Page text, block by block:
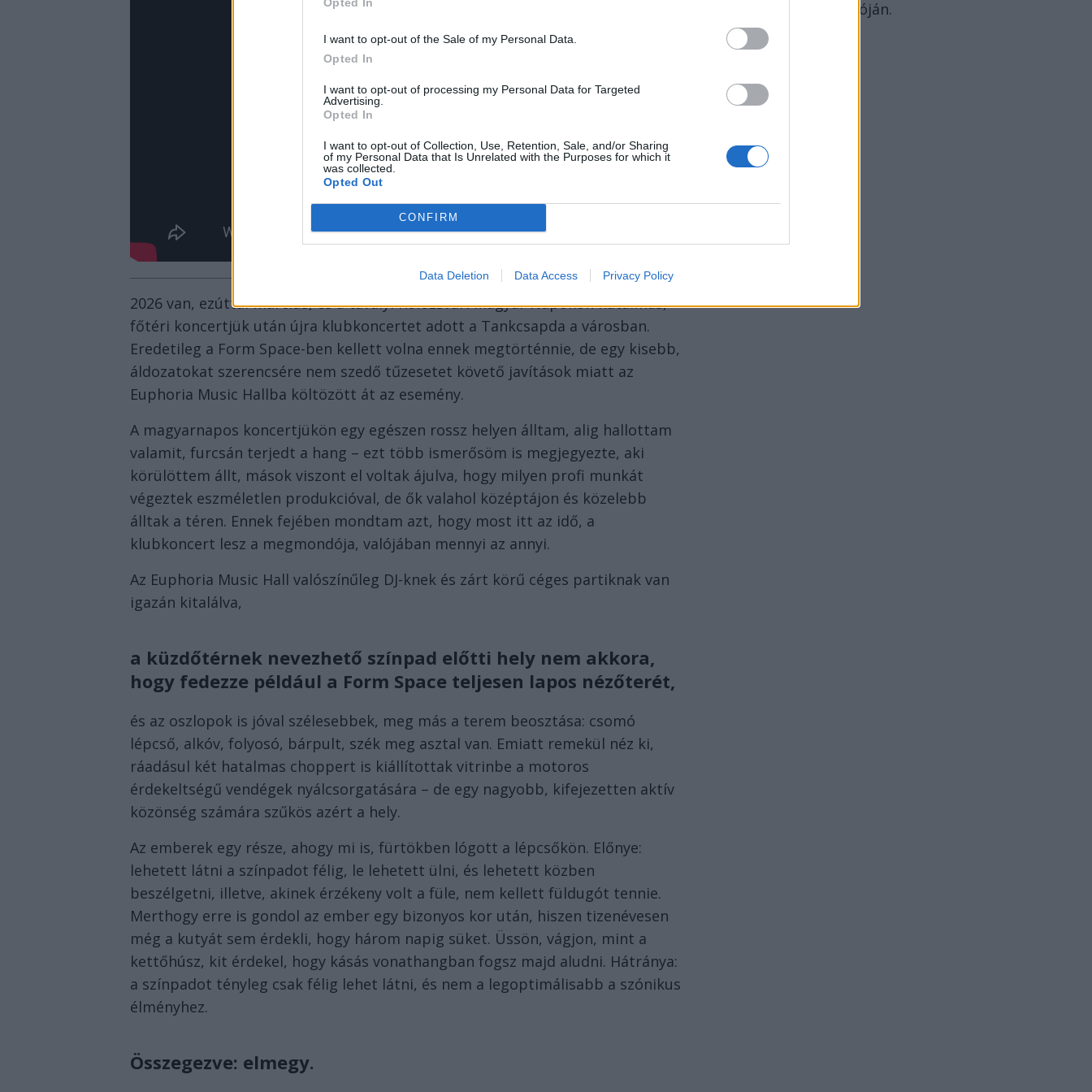
I want to opt-out of the Sale of my Personal Data.
Opted In
I want to opt-out of processing my Personal Data for Targeted
Advertising.
Opted In
I want to opt-out of Collection, Use, Retention, Sale, and/or Sharing
of my Personal Data that Is Unrelated with the Purposes for which it
was collected.
Opted Out
CONFIRM
Data Deletion Data Access Privacy Policy
2026 van, ezúttal március, és a tavalyi Kolozsvári Magyar Napokon hatalmas,
főtéri koncertjük után újra klubkoncertet adott a Tankcsapda a városban.
Eredetileg a Form Space-ben kellett volna ennek megtörténnie, de egy kisebb,
áldozatokat szerencsére nem szedő tűzesetet követő javítások miatt az
Euphoria Music Hallba költözött át az esemény.
A magyarnapos koncertjükön egy egészen rossz helyen álltam, alig hallottam
valamit, furcsán terjedt a hang – ezt több ismerősöm is megjegyezte, aki
körülöttem állt, mások viszont el voltak ájulva, hogy milyen profi munkát
végeztek eszméletlen produkcióval, de ők valahol középtájon és közelebb
álltak a téren. Ennek fejében mondtam azt, hogy most itt az idő, a
klubkoncert lesz a megmondója, valójában mennyi az annyi.
Az Euphoria Music Hall valószínűleg DJ-knek és zárt körű céges partiknak van
igazán kitalálva,
a küzdőtérnek nevezhető színpad előtti hely nem akkora,
hogy fedezze például a Form Space teljesen lapos nézőterét,
és az oszlopok is jóval szélesebbek, meg más a terem beosztása: csomó
lépcső, alkóv, folyosó, bárpult, szék meg asztal van. Emiatt remekül néz ki,
ráadásul két hatalmas choppert is kiállítottak vitrinbe a motoros
érdekeltségű vendégek nyálcsorgatására – de egy nagyobb, kifejezetten aktív
közönség számára szűkös azért a hely.
Az emberek egy része, ahogy mi is, fürtökben lógott a lépcsőkön. Előnye:
lehetett látni a színpadot félig, le lehetett ülni, és lehetett közben
beszélgetni, illetve, akinek érzékeny volt a füle, nem kellett füldugót tennie.
Merthogy erre is gondol az ember egy bizonyos kor után, hiszen tizenévesen
még a kutyát sem érdekli, hogy három napig süket. Üssön, vágjon, mint a
kettőhúsz, kit érdekel, hogy kásás vonathangban fogsz majd aludni. Hátránya:
a színpadot tényleg csak félig lehet látni, és nem a legoptimálisabb a szónikus
élményhez.
Összegezve: elmegy.
Könyvhét megnyitóján.